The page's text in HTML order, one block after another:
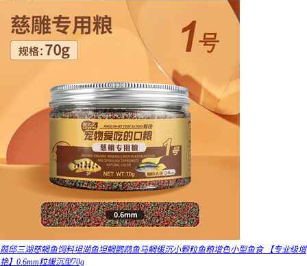
葭邱三湖慈鲷鱼饲料坦湖鱼坦鲷鹦鹉鱼马鲷缓沉小颗粒鱼粮增色小型鱼食 【专业级增
艳】0.6mm粒缓沉型70g